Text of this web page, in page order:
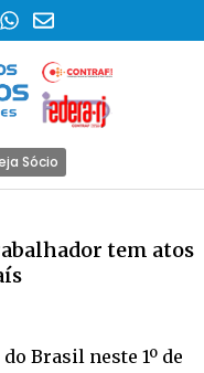
Sócio
tem atos
Brasil neste 1º de